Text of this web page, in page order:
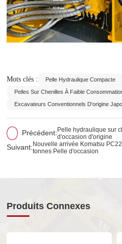
Mots clés :
Pelle Hydraulique Compacte
Pelles Sur Chenilles À Faible
Excavateurs Conventionnels D'origine
Précédent:Pelle hydraulique sur
d'occasion d'origine
Suivant:Nouvelle arrivée Komatsu
tonnes Pelle d'occasion
Produits Connexes